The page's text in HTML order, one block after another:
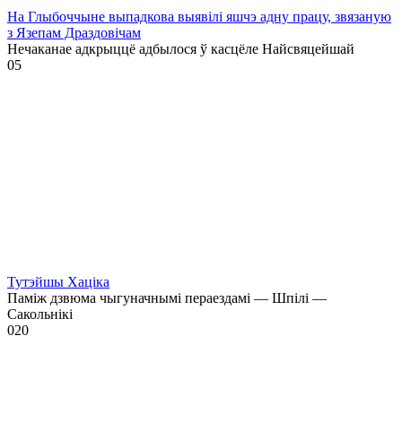
На Глыбоччыне выпадкова выявілі яшчэ адну працу, звязаную
з Язепам Драздовічам
Нечаканае адкрыццё адбылося ў касцёле Найсвяцейшай
05
Тутэйшы Хаціка
Паміж дзвюма чыгуначнымі пераездамі — Шпілі —
Сакольнікі
020